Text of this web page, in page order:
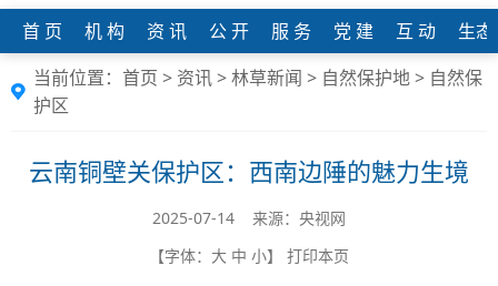
首 页 机 构 资 讯 公 开 服 务 党 建 互 动
生
当前位置： 首页 > 资讯>林草新闻 > 自然保护地> 自然保
护区
云南铜壁关保护区：西南边陲的魅力生境
2025-07-14 来源：央视网
【字体： 大 中 小】 打印本页